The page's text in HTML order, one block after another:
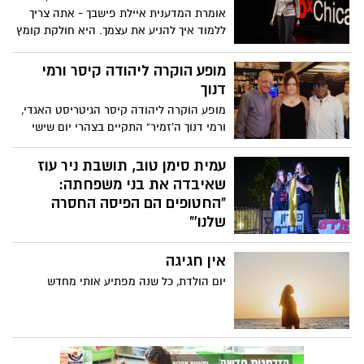
אומרת המדענית איילת פישבך - אתה צריך
ללמוד איך להניע את עצמך. היא חולקת קומץ
ומציעה חוכמה פשוטה להפליא כיצד לייעל
את המטרות שלך, להגדיר את עצמך להצלחה
ולהימנע מהקריאות המפתות של דחיינות.
מופע הוקרה ליהודה קיסר ורמי
דנוך
מופע הוקרה ליהודה קיסר הגיטריסט האגדי,
ורמי דנוך ה'זמיר" התקיים בצהרי יום שישי
בתל אביב - מבית היוצר של אקו"ם. היה
מרגש
עמית סימן טוב, תושבת ניר עוז
שאיבדה את בני משפחתה:
"החטופים הם הפיסה החסרה
שלנו'"
אמש בעצרת להחזרת החטופים בכרמי גת,
עמית סימן טוב, שאיבדה בני משפחה בטבח
בניר עוז, משתפת בכאב ובזעקה להחזרת
אין חגיגה
יום הולדת, כל שנה מפתיע אותי מחדש